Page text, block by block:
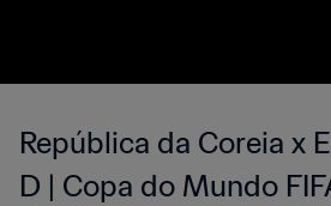
República da Coreia x
D | Copa do Mundo